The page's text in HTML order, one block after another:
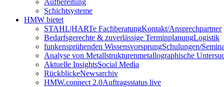
Aufbereitung
Schichtsysteme
HMW bietet
STAHL|HARTe FachberatungKontakt/Ansprechpartner
Bedarfsgerechte & zuverlässige TerminplanungLogistik
funkensprühenden WissensvorsprungSchulungen/
Analyse von Metallstrukturenmetallographische
Aktuelle InsightsSocial Media
RückblickeNewsarchiv
HMW.connect 2.0Auftragsstatus live